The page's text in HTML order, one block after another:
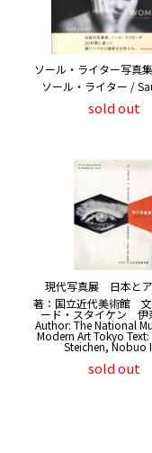
ソール・ライター写真
ソール・ライター /
sold out
現代写真展 日本とア
著：国立近代美術館
ード・スタイケン 伊
Author: The National
Modern Art Tokyo
Steichen, Nobuo
sold out